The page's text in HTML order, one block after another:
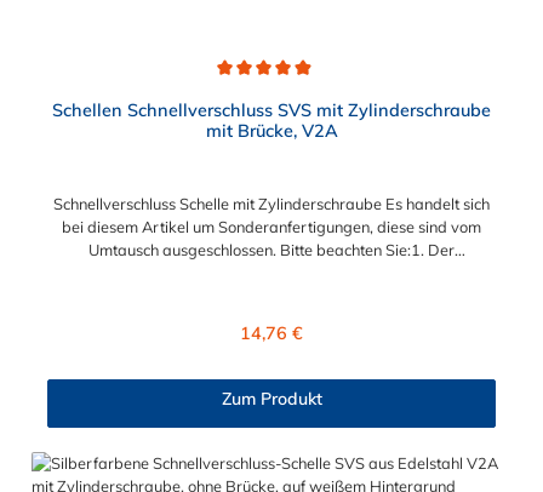
Schellen Schnellverschluss SVS mit Zylinderschraube
mit Brücke, V2A
Schnellverschluss Schelle mit Zylinderschraube Es handelt sich
bei diesem Artikel um Sonderanfertigungen, diese sind vom
Umtausch ausgeschlossen. Bitte beachten Sie:1. Der
und Gewinderollen vom Verschluss sind aus vernickeltem
Zylinderschraube und Brücke, sind sichere und flexible
Verbindungselemente für Bereiche, in denen ein häufiges und
schnelles Schließen und Lösen der Verbindungen erforderlich
ist, wie z. B. in Filter- und Abfüllanlagen oder in
Rohrleitungssystemen der Lebensmittelindustrie, die einer
Regulärer Preis:
14,76 €
Zum Produkt